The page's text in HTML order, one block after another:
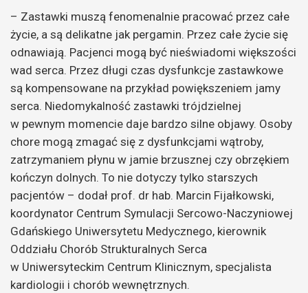
– Zastawki muszą fenomenalnie pracować przez całe
życie, a są delikatne jak pergamin. Przez całe życie się
odnawiają. Pacjenci mogą być nieświadomi większości
wad serca. Przez długi czas dysfunkcje zastawkowe
są kompensowane na przykład powiększeniem jamy
serca. Niedomykalność zastawki trójdzielnej
w pewnym momencie daje bardzo silne objawy. Osoby
chore mogą zmagać się z dysfunkcjami wątroby,
zatrzymaniem płynu w jamie brzusznej czy obrzękiem
kończyn dolnych. To nie dotyczy tylko starszych
pacjentów – dodał prof. dr hab. Marcin Fijałkowski,
koordynator Centrum Symulacji Sercowo-Naczyniowej
Gdańskiego Uniwersytetu Medycznego, kierownik
Oddziału Chorób Strukturalnych Serca
w Uniwersyteckim Centrum Klinicznym, specjalista
kardiologii i chorób wewnętrznych.